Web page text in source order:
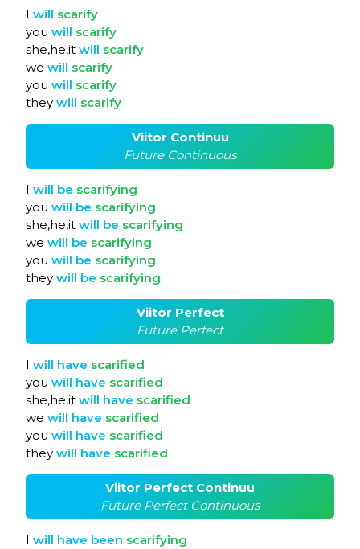
I will scarify
you will scarify
she,he,it will scarify
we will scarify
you will scarify
they will scarify
Viitor Continuu
Future Continuous
I will be scarifying
you will be scarifying
she,he,it will be scarifying
we will be scarifying
you will be scarifying
they will be scarifying
Viitor Perfect
Future Perfect
I will have scarified
you will have scarified
she,he,it will have scarified
we will have scarified
you will have scarified
they will have scarified
Viitor Perfect Continuu
Future Perfect Continuous
I will have been scarifying